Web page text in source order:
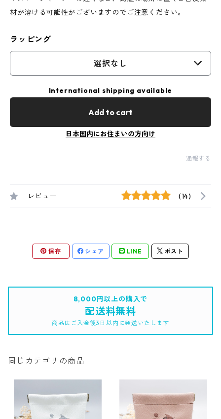
材が溶ける可能性がございますのでご注意ください。
ラッピング
選択なし
International shipping available
Add to cart
日本国内にお住まいの方向け
通報する
レビュー (14)
保存 シェア LINE ポスト
8,000円以上の購入で
配送料無料
商品はご入金後3日以内に発送いたします
同じカテゴリの商品